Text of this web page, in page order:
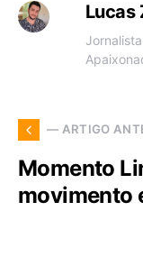
Lucas
— ARTIGO
Momento
movimento